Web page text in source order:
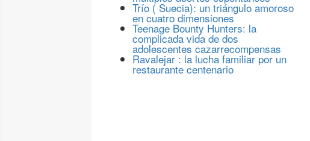
Trío ( Suecia): un triángulo amoroso
en cuatro dimensiones
Teenage Bounty Hunters: la
complicada vida de dos
adolescentes cazarrecompensas
Ravalejar : la lucha familiar por un
restaurante centenario